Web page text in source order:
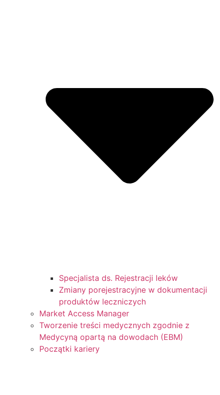
Specjalista ds. Rejestracji leków
Zmiany porejestracyjne w dokumentacji
produktów leczniczych
Market Access Manager
Tworzenie treści medycznych zgodnie z
Medycyną opartą na dowodach (EBM)
Początki kariery